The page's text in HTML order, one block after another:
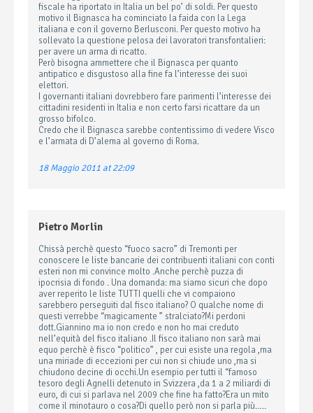
fiscale ha riportato in Italia un bel po’ di soldi. Per questo
motivo il Bignasca ha cominciato la faida con la Lega
italiana e con il governo Berlusconi. Per questo motivo ha
sollevato la questione pelosa dei lavoratori transfontalieri:
per avere un arma di ricatto.
Però bisogna ammettere che il Bignasca per quanto
antipatico e disgustoso alla fine fa l’interesse dei suoi
elettori.
I governanti italiani dovrebbero fare parimenti l’interesse dei
cittadini residenti in Italia e non certo farsi ricattare da un
grosso bifolco.
Credo che il Bignasca sarebbe contentissimo di vedere Visco
e l’armata di D’alema al governo di Roma.
18 Maggio 2011 at 22:09
Pietro Morlin
Chissà perchè questo “fuoco sacro” di Tremonti per
conoscere le liste bancarie dei contribuenti italiani con conti
esteri non mi convince molto .Anche perchè puzza di
ipocrisia di fondo . Una domanda: ma siamo sicuri che dopo
aver reperito le liste TUTTI quelli che vi compaiono
sarebbero perseguiti dal fisco italiano? O qualche nome di
questi verrebbe “magicamente ” stralciato?Mi perdoni
dott.Giannino ma io non credo e non ho mai creduto
nell’equità del fisco italiano .Il fisco italiano non sarà mai
equo perchè è fisco “politico” , per cui esiste una regola ,ma
una miriade di eccezioni per cui non si chiude uno ,ma si
chiudono decine di occhi.Un esempio per tutti il “famoso
tesoro degli Agnelli detenuto in Svizzera ,da 1 a 2 miliardi di
euro, di cui si parlava nel 2009 che fine ha fatto?Era un mito
come il minotauro o cosa?Di quello però non si parla più…..